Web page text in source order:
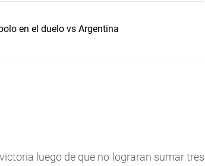
en el duelo vs Argentina
luego de que no lograran sumar tres